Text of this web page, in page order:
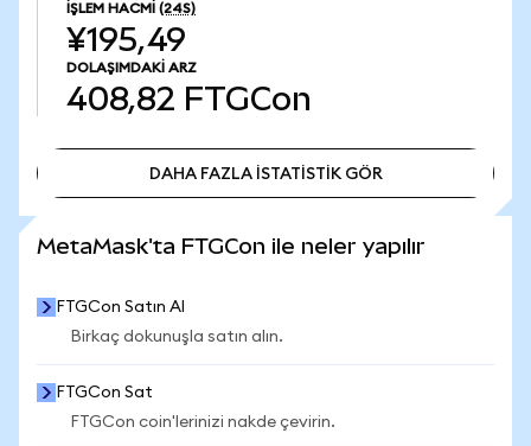
İŞLEM HACMI (24S)
¥195,49
DOLAŞIMDAKI ARZ
408,82 FTGCon
DAHA FAZLA İSTATİSTİK GÖR
MetaMask'ta FTGCon ile neler yapılır
FTGCon Satın Al
Birkaç dokunuşla satın alın.
FTGCon Sat
FTGCon coin'lerinizi nakde çevirin.